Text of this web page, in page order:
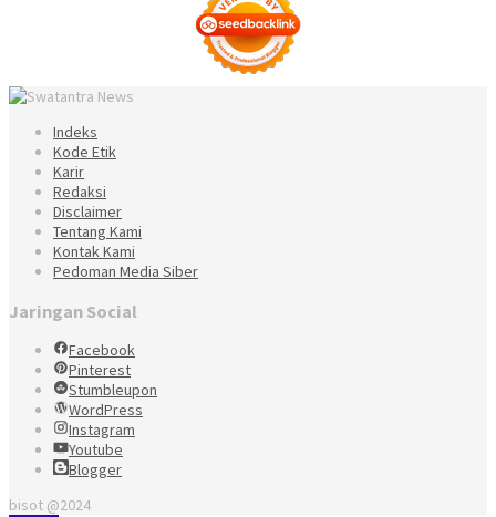
Indeks
Kode Etik
Karir
Redaksi
Disclaimer
Tentang Kami
Kontak Kami
Pedoman Media Siber
Jaringan Social
Facebook
Pinterest
Stumbleupon
WordPress
Instagram
Youtube
Blogger
bisot @2024